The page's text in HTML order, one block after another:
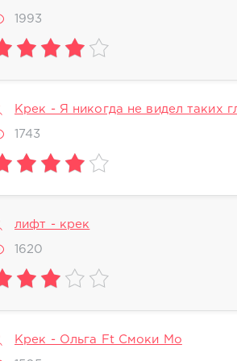
1993
Крек - Я никогда не видел таких
1743
лифт - крек
1620
Крек - Ольга Ft Смоки Мо